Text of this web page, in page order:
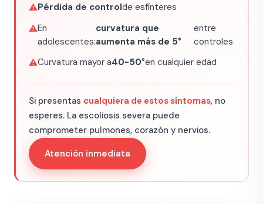
Pérdida de controlde esfínteres
En
adolescentes:
curvatura que
aumenta más de 5°
entre
controles
Curvatura mayor a40-50°en cualquier edad
Si presentas cualquiera de estos síntomas, no
esperes. La escoliosis severa puede
comprometer pulmones, corazón y nervios.
Atención inmediata